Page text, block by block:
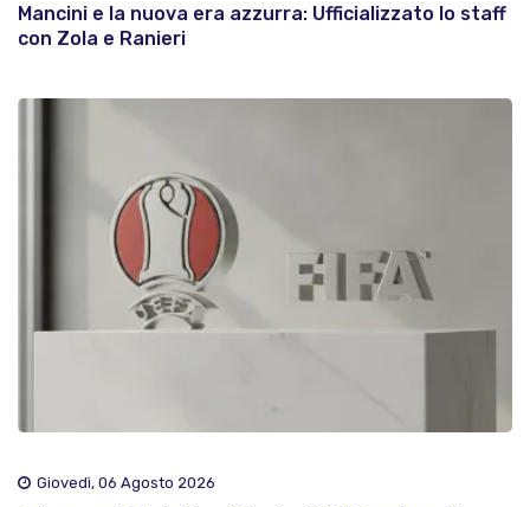
Mancini e la nuova era azzurra: Ufficializzato lo staff
con Zola e Ranieri
Giovedì, 06 Agosto 2026